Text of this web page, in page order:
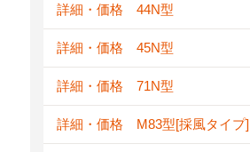
詳細・価格 44N型
詳細・価格 45N型
詳細・価格 71N型
詳細・価格 M83型[採風タイプ]